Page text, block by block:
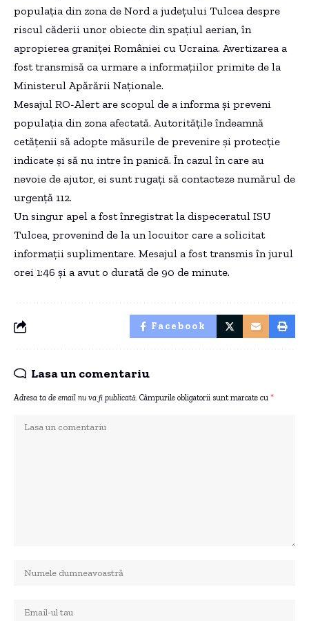
populația din zona de Nord a județului Tulcea despre
riscul căderii unor obiecte din spațiul aerian, în
apropierea graniței României cu Ucraina. Avertizarea a
fost transmisă ca urmare a informațiilor primite de la
Ministerul Apărării Naționale.
Mesajul RO-Alert are scopul de a informa și preveni
populația din zona afectată. Autoritățile îndeamnă
cetățenii să adopte măsurile de prevenire și protecție
indicate și să nu intre în panică. În cazul în care au
nevoie de ajutor, ei sunt rugați să contacteze numărul de
urgență 112.
Un singur apel a fost înregistrat la dispeceratul ISU
Tulcea, provenind de la un locuitor care a solicitat
informații suplimentare. Mesajul a fost transmis în jurul
orei 1:46 și a avut o durată de 90 de minute.
Facebook
Lasa un comentariu
Adresa ta de email nu va fi publicată. Câmpurile obligatorii sunt marcate cu *